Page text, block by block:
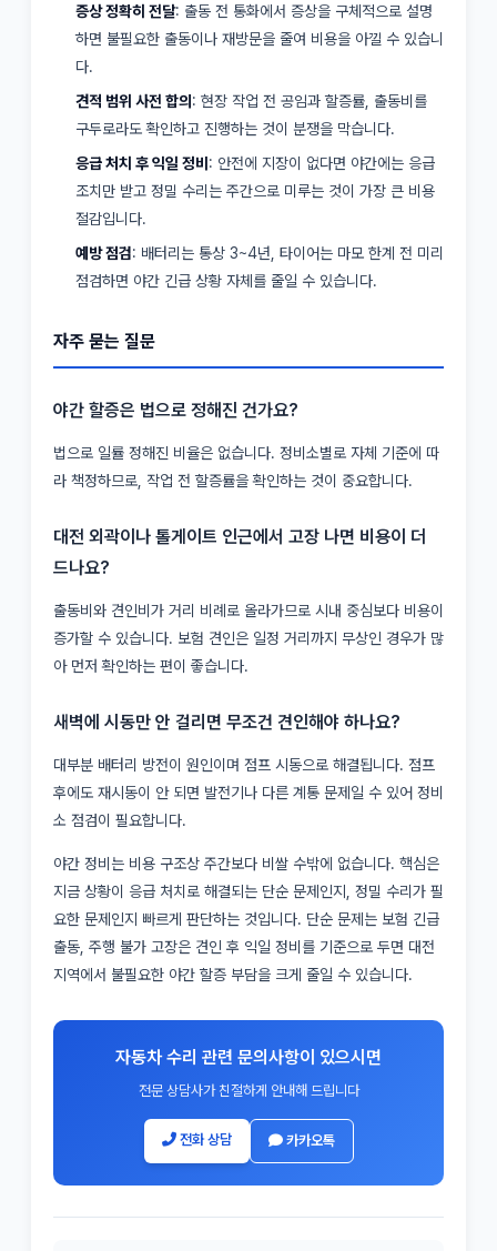
증상 정확히 전달: 출동 전 통화에서 증상을 구체적으로 설명
하면 불필요한 출동이나 재방문을 줄여 비용을 아낄 수 있습니
다.
견적 범위 사전 합의 : 현장 작업 전 공임과 할증률, 출동비를
구두로라도 확인하고 진행하는 것이 분쟁을 막습니다.
응급 처치 후 익일 정비 : 안전에 지장이 없다면 야간에는 응급
조치만 받고 정밀 수리는 주간으로 미루는 것이 가장 큰 비용
절감입니다.
예방 점검: 배터리는 통상 3~4년, 타이어는 마모 한계 전 미리
점검하면 야간 긴급 상황 자체를 줄일 수 있습니다.
자주 묻는 질문
야간 할증은 법으로 정해진 건가요?
법으로 일률 정해진 비율은 없습니다. 정비소별로 자체 기준에 따
라 책정하므로, 작업 전 할증률을 확인하는 것이 중요합니다.
대전 외곽이나 톨게이트 인근에서 고장 나면 비용이 더
드나요?
출동비와 견인비가 거리 비례로 올라가므로 시내 중심보다 비용이
증가할 수 있습니다. 보험 견인은 일정 거리까지 무상인 경우가 많
아 먼저 확인하는 편이 좋습니다.
새벽에 시동만 안 걸리면 무조건 견인해야 하나요?
대부분 배터리 방전이 원인이며 점프 시동으로 해결됩니다. 점프
후에도 재시동이 안 되면 발전기나 다른 계통 문제일 수 있어 정비
소 점검이 필요합니다.
야간 정비는 비용 구조상 주간보다 비쌀 수밖에 없습니다. 핵심은
지금 상황이 응급 처치로 해결되는 단순 문제인지, 정밀 수리가 필
요한 문제인지 빠르게 판단하는 것입니다. 단순 문제는 보험 긴급
출동, 주행 불가 고장은 견인 후 익일 정비를 기준으로 두면 대전
지역에서 불필요한 야간 할증 부담을 크게 줄일 수 있습니다.
자동차 수리 관련 문의사항이 있으시면
전문 상담사가 친절하게 안내해 드립니다
전화 상담 카카오톡